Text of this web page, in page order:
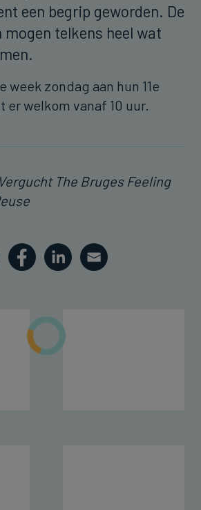
een begrip geworden. De
telkens heel wat
week zondag aan hun 11e
er welkom vanaf 10 uur.
The Bruges Feeling